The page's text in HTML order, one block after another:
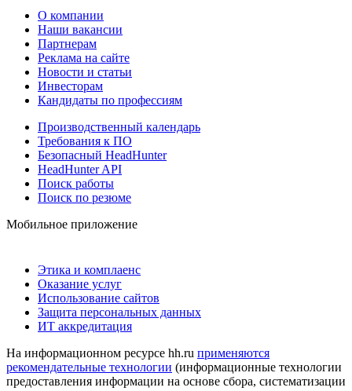
О компании
Наши вакансии
Партнерам
Реклама на сайте
Новости и статьи
Инвесторам
Кандидаты по профессиям
Производственный календарь
Требования к ПО
Безопасный HeadHunter
HeadHunter API
Поиск работы
Поиск по резюме
Мобильное приложение
Этика и комплаенс
Оказание услуг
Использование сайтов
Защита персональных данных
ИТ аккредитация
На информационном ресурсе hh.ru применяются
рекомендательные технологии (информационные технологии
предоставления информации на основе сбора, систематизации